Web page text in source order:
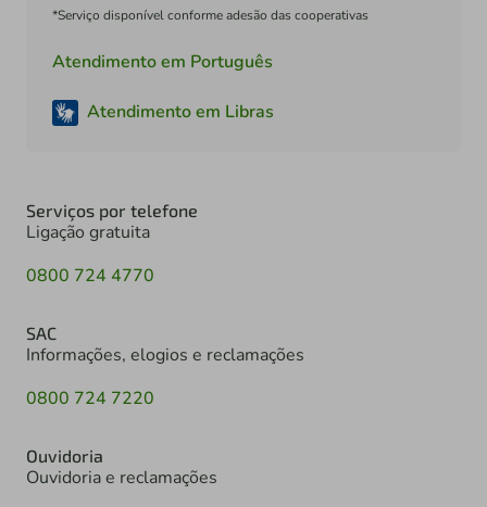
*Serviço disponível conforme adesão das cooperativas
Atendimento em Português
Atendimento em Libras
Serviços por telefone
Ligação gratuita
0800 724 4770
SAC
Informações, elogios e reclamações
0800 724 7220
Ouvidoria
Ouvidoria e reclamações